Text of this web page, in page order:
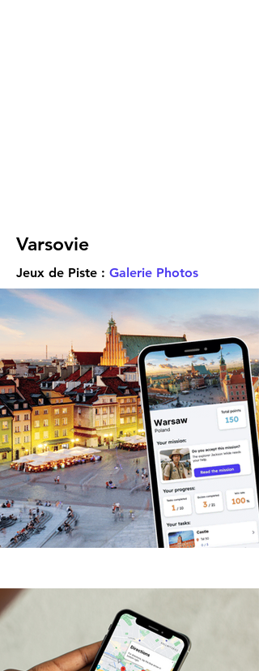
Varsovie
Jeux de Piste : Galerie Photos